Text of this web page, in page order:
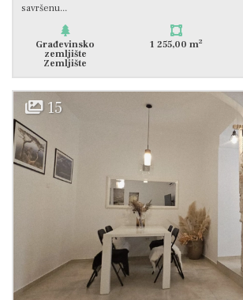
savršenu...
Građevinsko
zemljište
Zemljište
1 255,00 m2
15